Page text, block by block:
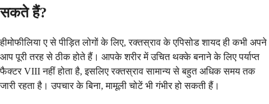
सकते हैं?
हीमोफीलिया ए से पीड़ित लोगों के लिए, रक्तस्राव के एपिसोड शायद ही कभी अपने
आप पूरी तरह से ठीक होते हैं। आपके शरीर में उचित थक्के बनाने के लिए पर्याप्त
फैक्टर VIII नहीं होता है, इसलिए रक्तस्राव सामान्य से बहुत अधिक समय तक
जारी रहता है। उपचार के बिना, मामूली चोटें भी गंभीर हो सकती हैं।